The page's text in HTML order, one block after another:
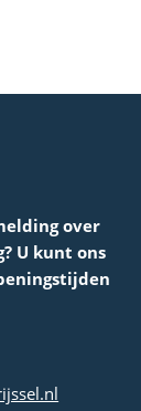
over
U kunt ons